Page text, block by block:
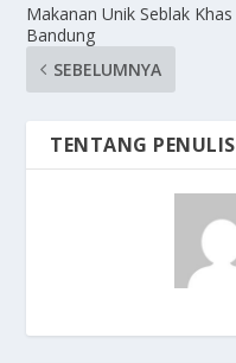
Makanan Unik Seblak Khas
Bandung
SEBELUMNYA
TENTANG PENULIS